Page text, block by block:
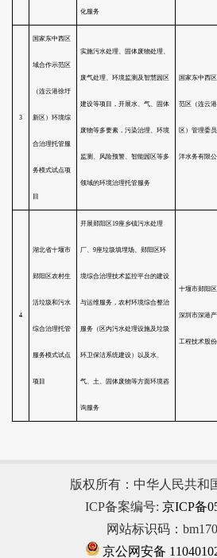
序
号
试点项目名称
上海化学工业 给排水一体化处
版权所有：中华人民共和
ICP备案编号: 京ICP备
网站标识码：
京公网安备